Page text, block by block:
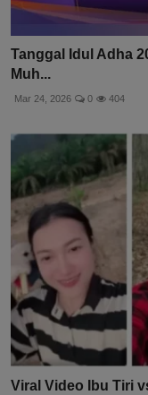
Tanggal Idul Adha
Muh...
Mar 24, 2026 0 404
Viral Video Ibu Tiri